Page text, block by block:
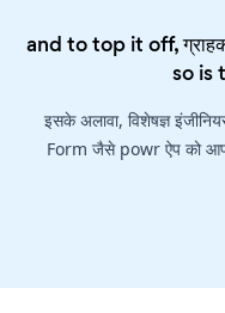
and to top it off,
so is
इसके अलावा, विशेषज्ञ
Form जैसे powr ऐप को